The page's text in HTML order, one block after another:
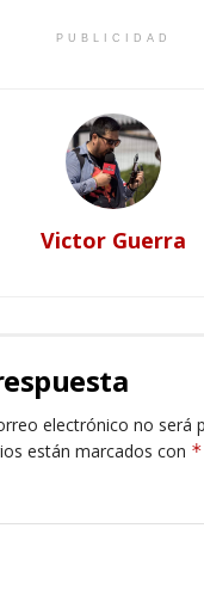
PUBLICIDAD
Victor Guerra
electrónico no será
están marcados con *